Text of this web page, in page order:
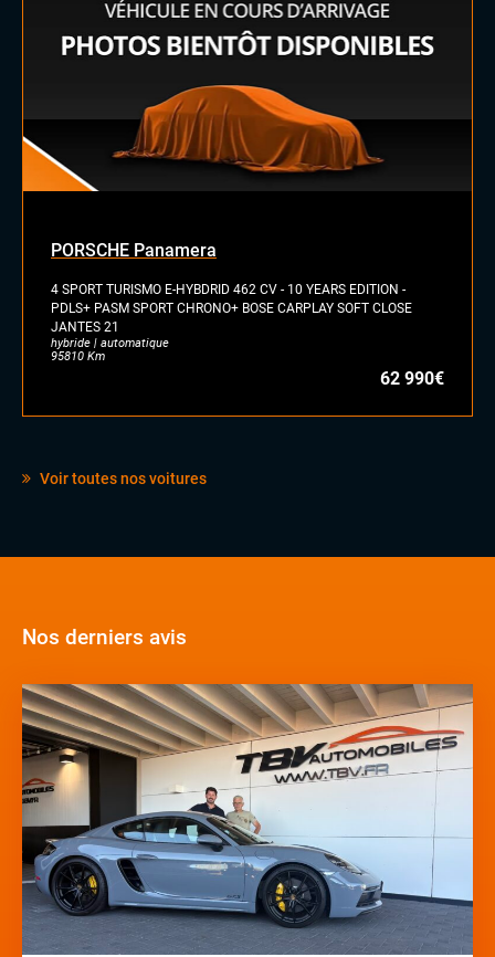
PORSCHE Panamera
4 SPORT TURISMO E-HYBDRID 462 CV - 10 YEARS EDITION -
PDLS+ PASM SPORT CHRONO+ BOSE CARPLAY SOFT CLOSE
JANTES 21
hybride | automatique
95810 Km
62 990€
Voir toutes nos voitures
Nos derniers avis